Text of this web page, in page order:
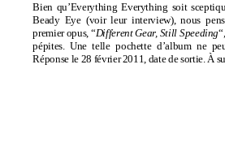
Bien qu’Everything Everything soit
Beady Eye (voir leur interview), nous
premier opus, “Different Gear, Still Speeding
pépites. Une telle pochette d’album ne
Réponse le 28 février 2011, date de sortie. À